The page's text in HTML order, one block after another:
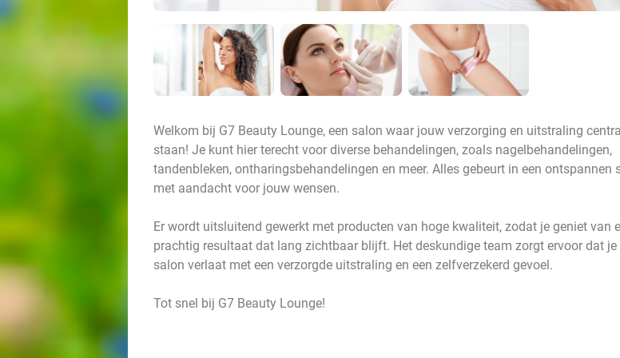
Welkom bij G7 Beauty Lounge, een salon waar jouw verzorging en uitstraling
staan! Je kunt hier terecht voor diverse behandelingen, zoals nagelbehandelingen,
tandenbleken, ontharingsbehandelingen en meer. Alles gebeurt in een ontspannen
met aandacht voor jouw wensen.
Er wordt uitsluitend gewerkt met producten van hoge kwaliteit, zodat je geniet van
prachtig resultaat dat lang zichtbaar blijft. Het deskundige team zorgt ervoor dat je
salon verlaat met een verzorgde uitstraling en een zelfverzekerd gevoel.
Tot snel bij G7 Beauty Lounge!